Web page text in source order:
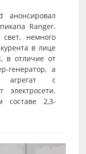
анонсировал
Ranger.
немного
в лице
в отличие от
генератор, а
агрегат с
электросети.
составе 2,3-